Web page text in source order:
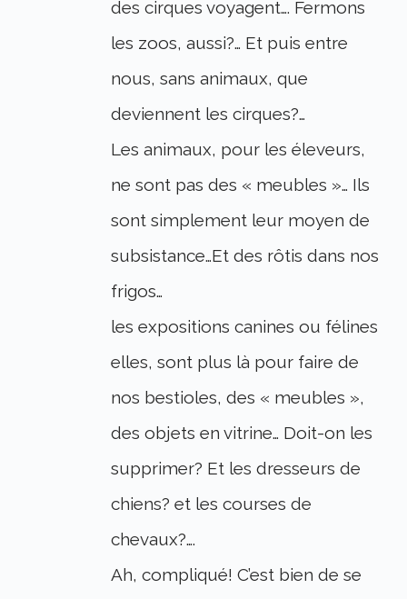
des cirques voyagent…. Fermons
les zoos, aussi?… Et puis entre
nous, sans animaux, que
deviennent les cirques?…
Les animaux, pour les éleveurs,
ne sont pas des « meubles »… Ils
sont simplement leur moyen de
subsistance…Et des rôtis dans nos
frigos…
les expositions canines ou félines
elles, sont plus là pour faire de
nos bestioles, des « meubles »,
des objets en vitrine… Doit-on les
supprimer? Et les dresseurs de
chiens? et les courses de
chevaux?….
Ah, compliqué! C’est bien de se